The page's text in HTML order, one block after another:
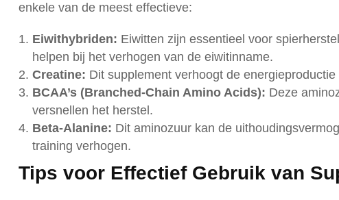
enkele van de meest effectieve:
Eiwithybriden: Eiwitten zijn essentieel voor
helpen bij het verhogen van de eiwitinname.
Creatine: Dit supplement verhoogt de
BCAA’s (Branched-Chain Amino Acids): Deze
versnellen het herstel.
Beta-Alanine: Dit aminozuur kan de
training verhogen.
Tips voor Effectief Gebruik van